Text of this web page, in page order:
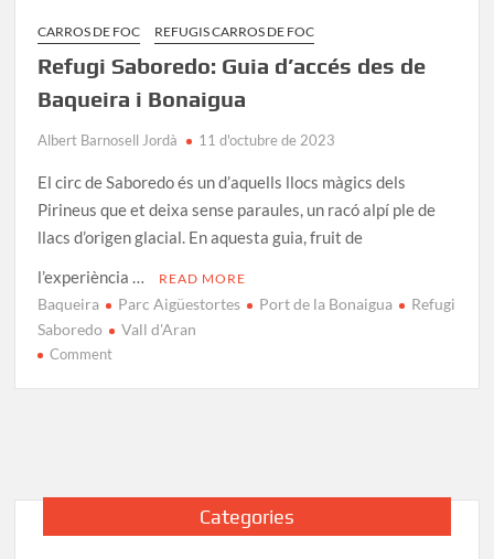
CARROS DE FOC REFUGIS CARROS DE FOC
Refugi Saboredo: Guia d’accés des de
Baqueira i Bonaigua
Albert Barnosell Jordà 11 d'octubre de 2023
El circ de Saboredo és un d’aquells llocs màgics dels
Pirineus que et deixa sense paraules, un racó alpí ple de
llacs d’origen glacial. En aquesta guia, fruit de
l’experiència …
READ MORE
Baqueira Parc Aigüestortes Port de la Bonaigua
Refugi
Saboredo
Vall d'Aran
Commenton
de
Categories